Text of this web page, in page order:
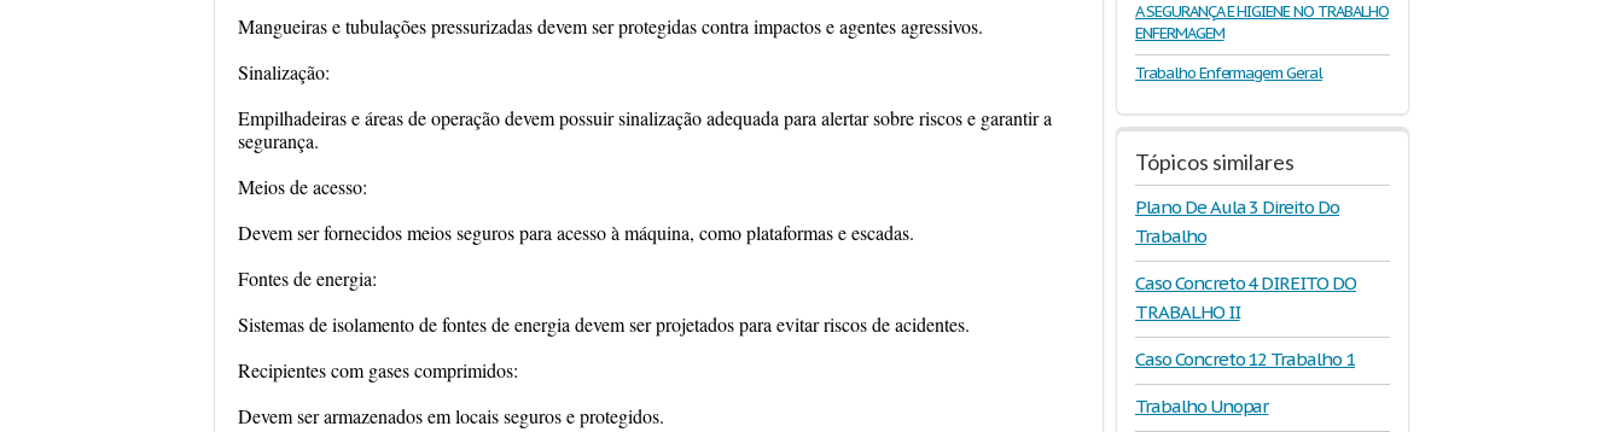
Mangueiras e tubulações pressurizadas devem ser protegidas contra impactos e agentes agressivos.
Sinalização:
Empilhadeiras e áreas de operação devem possuir sinalização adequada para alertar sobre riscos e garantir a
segurança.
Meios de acesso:
Devem ser fornecidos meios seguros para acesso à máquina, como plataformas e escadas.
Fontes de energia:
Sistemas de isolamento de fontes de energia devem ser projetados para evitar riscos de acidentes.
Recipientes com gases comprimidos:
Devem ser armazenados em locais seguros e protegidos.
A SEGURANÇA E HIGIENE NO TRABALHO
ENFERMAGEM
Trabalho Enfermagem Geral
Tópicos similares
Plano De Aula 3 Direito Do
Trabalho
Caso Concreto 4 DIREITO DO
TRABALHO II
Caso Concreto 12 Trabalho 1
Trabalho Unopar